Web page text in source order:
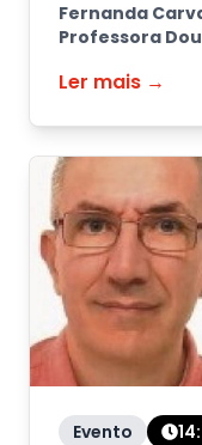
Fernanda
Professora
Ler mais →
Evento